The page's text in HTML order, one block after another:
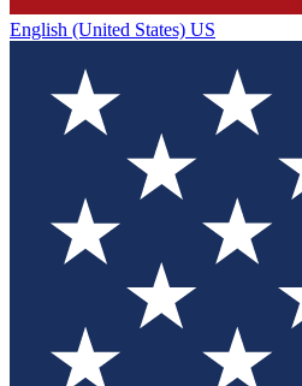
English (United States) US